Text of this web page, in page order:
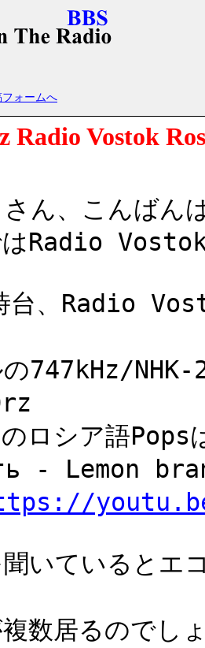
ォームへ
Radio Vostok
ん、こんばん
はRadio
台、Radio
の747kHz/NHK-
ロシア語Pops
- Lemon
聞いているとエ
数居るのでし